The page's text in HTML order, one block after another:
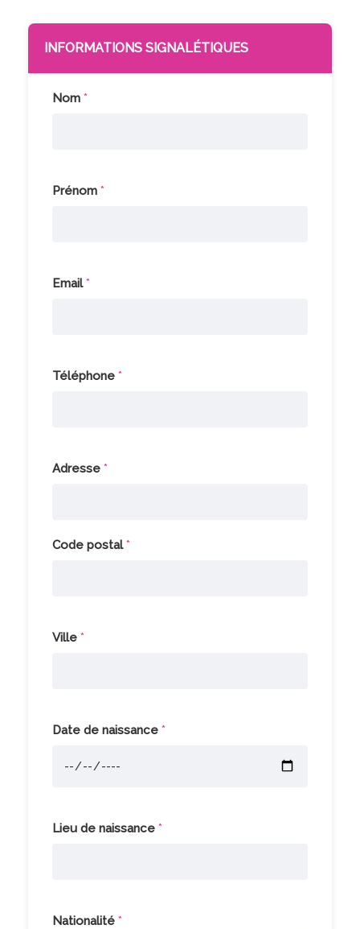
INFORMATIONS SIGNALÉTIQUES
Nom *
Prénom *
Email*
Téléphone *
Adresse *
Code postal*
Ville *
Date de naissance *
Lieu de naissance *
Nationalité *